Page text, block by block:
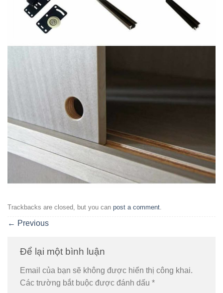
Trackbacks are closed, but you can post a comment.
← Previous
Để lại một bình luận
Email của bạn sẽ không được hiển thị công khai.
Các trường bắt buộc được đánh dấu *